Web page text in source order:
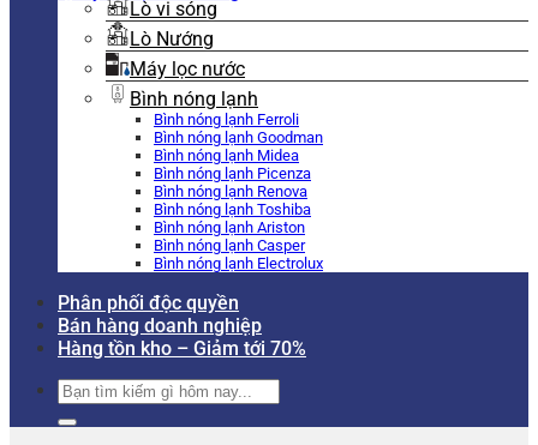
Lò vi sóng
Lò Nướng
Máy lọc nước
Bình nóng lạnh
Bình nóng lạnh Ferroli
Bình nóng lạnh Goodman
Bình nóng lạnh Midea
Bình nóng lạnh Picenza
Bình nóng lạnh Renova
Bình nóng lạnh Toshiba
Bình nóng lạnh Ariston
Bình nóng lạnh Casper
Bình nóng lạnh Electrolux
Phân phối độc quyền
Bán hàng doanh nghiệp
Hàng tồn kho – Giảm tới 70%
Tìm
kiếm: